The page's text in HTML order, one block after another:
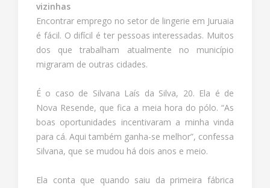
vizinhas
Encontrar emprego no setor de lingerie em Juruaia
é fácil. O difícil é ter pessoas interessadas. Muitos
dos que trabalham atualmente no município
migraram de outras cidades.
É o caso de Silvana Laís da Silva, 20. Ela é de
Nova Resende, que fica a meia hora do pólo. “As
boas oportunidades incentivaram a minha vinda
para cá. Aqui também ganha-se melhor”, confessa
Silvana, que se mudou há dois anos e meio.
Ela conta que quando saiu da primeira fábrica